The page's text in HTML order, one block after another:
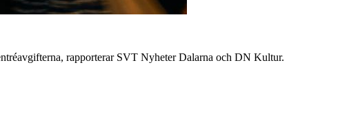
rapporterar SVT Nyheter Dalarna och DN Kultur.